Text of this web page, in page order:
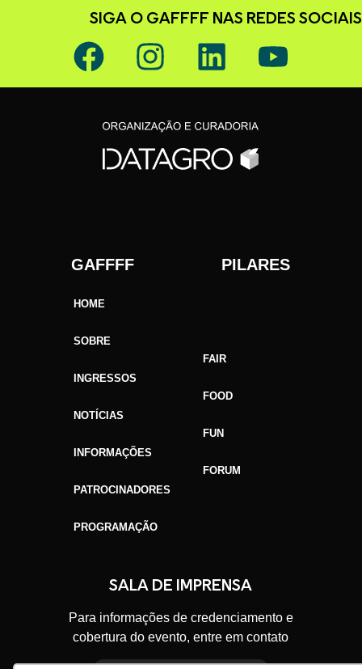
SIGA O GAFFFF NAS REDES SOCIAIS
GAFFFF PILARES
HOME
SOBRE
INGRESSOS
NOTÍCIAS
INFORMAÇÕES
PATROCINADORES
PROGRAMAÇÃO
FAIR
FOOD
FUN
FORUM
SALA DE IMPRENSA
Para informações de credenciamento e
cobertura do evento, entre em contato